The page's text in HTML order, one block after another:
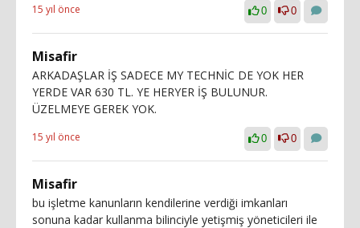
15 yıl önce 0 0
Misafir
ARKADAŞLAR İŞ SADECE MY TECHNİC DE YOK HER
YERDE VAR 630 TL. YE HERYER İŞ BULUNUR.
ÜZELMEYE GEREK YOK.
15 yıl önce 0 0
Misafir
bu işletme kanunların kendilerine verdiği imkanları
sonuna kadar kullanma bilinciyle yetişmiş yöneticileri ile